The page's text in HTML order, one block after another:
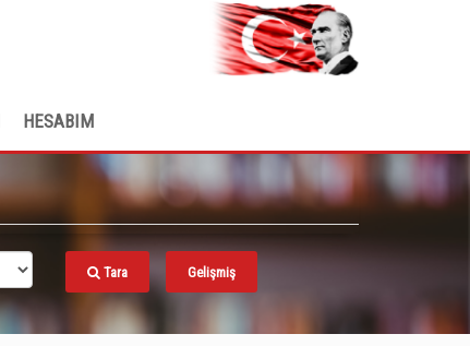
HESABIM
Tara Gelişmiş